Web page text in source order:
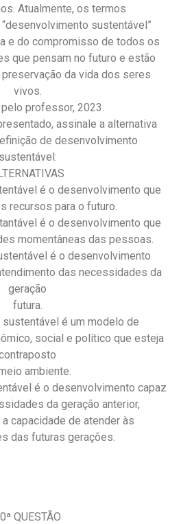
Atualmente, os termos
sustentável”
e do compromisso de todos os
que pensam no futuro e estão
da vida dos seres
vivos.
pelo professor, 2023.
assinale a alternativa
de desenvolvimento
sustentável:
é o desenvolvimento que
recursos para o futuro.
é o desenvolvimento que
momentâneas das pessoas.
é o desenvolvimento
das necessidades da
geração
futura.
é um modelo de
social e político que esteja
ambiente.
é o desenvolvimento capaz
da geração anterior,
capacidade de atender às
das futuras gerações.
QUESTÃO